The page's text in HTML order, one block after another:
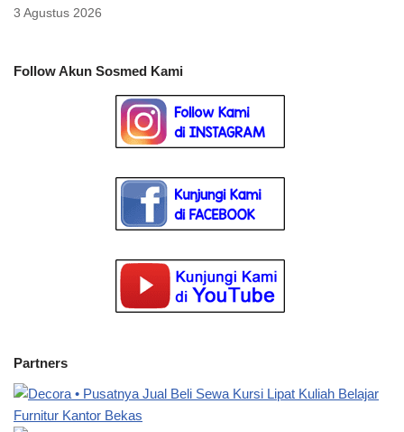
3 Agustus 2026
Follow Akun Sosmed Kami
Partners